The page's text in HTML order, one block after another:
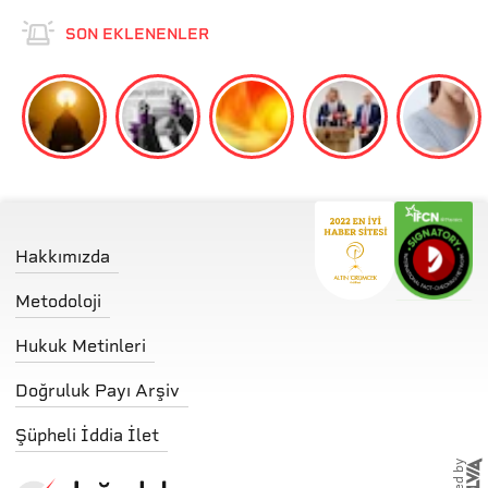
SON EKLENENLER
Hakkımızda
Metodoloji
Hukuk Metinleri
Doğruluk Payı Arşiv
Şüpheli İddia İlet